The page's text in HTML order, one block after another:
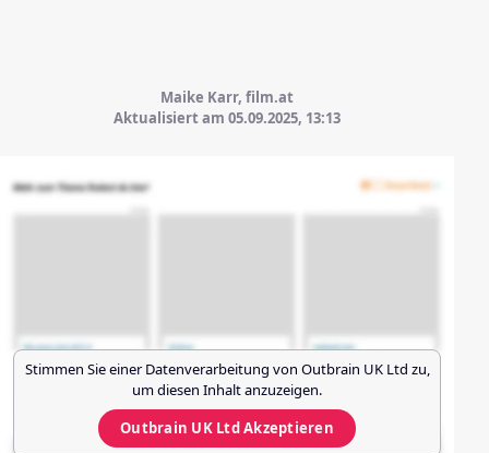
Maike Karr, film.at
Aktualisiert am 05.09.2025, 13:13
Stimmen Sie einer Datenverarbeitung von Outbrain UK Ltd zu,
um diesen Inhalt anzuzeigen.
Outbrain UK LtdAkzeptieren